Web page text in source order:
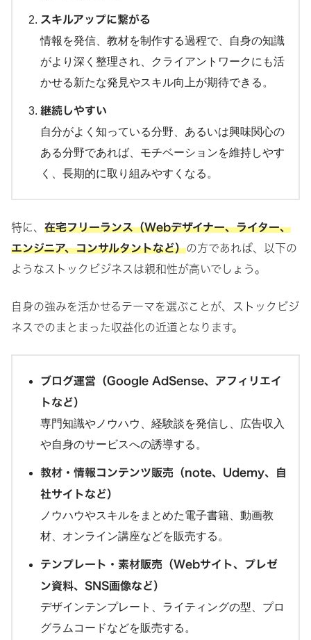
スキルアップに繋がる
情報を発信、教材を制作する過程で、自身の知識
がより深く整理され、クライアントワークにも活
かせる新たな発見やスキル向上が期待できる。
継続しやすい
自分がよく知っている分野、あるいは興味関心の
ある分野であれば、モチベーションを維持しやす
く、長期的に取り組みやすくなる。
特に、 在宅フリーランス（Webデザイナー、ライター、
エンジニア、コンサルタントなど）の方であれば、以下の
ようなストックビジネスは親和性が高いでしょう。
自身の強みを活かせるテーマを選ぶことが、ストックビジ
ネスでのまとまった収益化の近道となります。
ブログ運営（Google AdSense、アフィリエイ
トなど）
専門知識やノウハウ、経験談を発信し、広告収入
や自身のサービスへの誘導する。
教材・情報コンテンツ販売（note、Udemy、自
社サイトなど）
ノウハウやスキルをまとめた電子書籍、動画教
材、オンライン講座などを販売する。
テンプレート・素材販売（Webサイト、プレゼ
ン資料、SNS画像など）
デザインテンプレート、ライティングの型、プロ
グラムコードなどを販売する。